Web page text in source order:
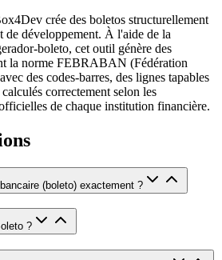
crée des boletos structurellement
de développement. À l'aide de la
boleto, cet outil génère des
la norme FEBRABAN (Fédération
des codes-barres, des lignes tapables
correctement selon les
de chaque institution financière.
(boleto) exactement ?
?